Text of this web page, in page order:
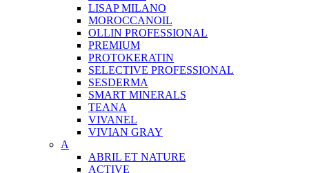
LISAP MILANO
MOROCCANOIL
OLLIN PROFESSIONAL
PREMIUM
PROTOKERATIN
SELECTIVE PROFESSIONAL
SESDERMA
SMART MINERALS
TEANA
VIVANEL
VIVIAN GRAY
A
ABRIL ET NATURE
ACTIVE